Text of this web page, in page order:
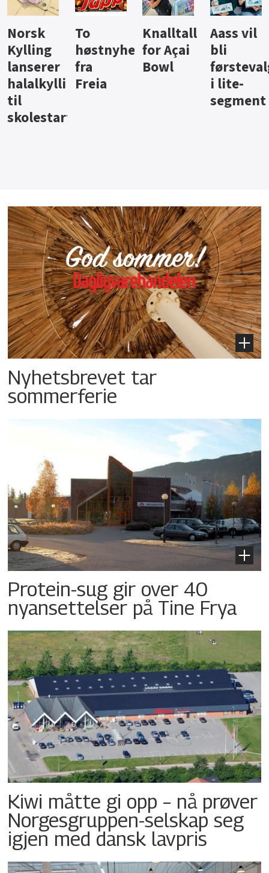
Knalltall
for Açai
Bowl
Aass vil
bli
førstevalg
i lite-
Brus og
jus fra
Berentsen
Hard
iste fra
Hansa
Nyhetsbrevet tar
sommerferie
Protein-sug gir over 40
nyansettelser på Tine Frya
Kiwi måtte gi opp – nå prøver
Norgesgruppen-selskap seg
igjen med dansk lavpris